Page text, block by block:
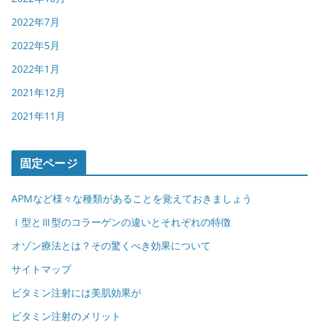
2022年7月
2022年5月
2022年1月
2021年12月
2021年11月
固定ページ
APMなど様々な種類があることを覚えておきましょう
Ⅰ型とⅢ型のコラーゲンの違いとそれぞれの特徴
オゾン療法とは？その驚くべき効果について
サイトマップ
ビタミン注射には美肌効果が
ビタミン注射のメリット